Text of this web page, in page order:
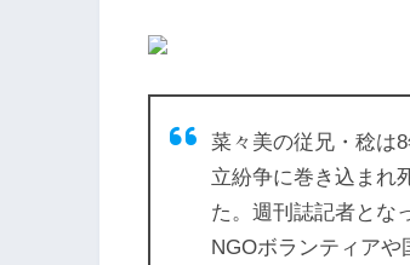
菜々美の従兄・稔は
立紛争に巻き込まれ
た。週刊誌記者とな
NGOボランティア